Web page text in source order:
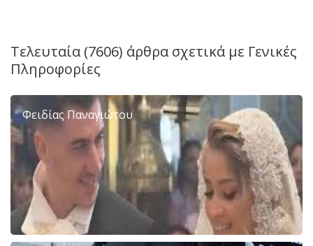
Τελευταία (7606) άρθρα σχετικά με Γενικές
Πληροφορίες
Φειδίας Παναγιώτου